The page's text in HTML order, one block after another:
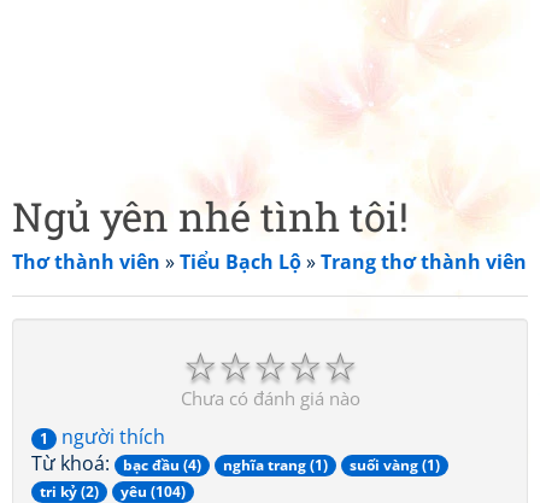
Ngủ yên nhé tình tôi!
Thơ thành viên »Tiểu Bạch Lộ»Trang thơ thành viên
☆
☆
☆
☆
☆
Chưa có đánh giá nào
1
người thích
Từ khoá:
bạc đầu (4) nghĩa trang (1)
suối vàng (1)
tri kỷ (2)
yêu (104)